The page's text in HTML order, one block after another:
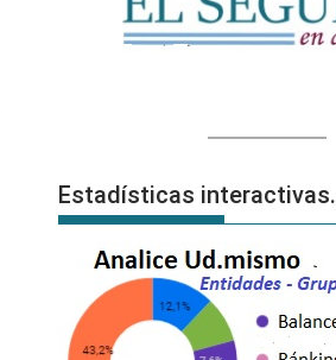
Estadísticas interactivas.